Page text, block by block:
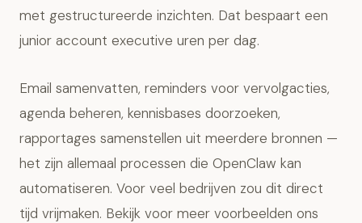
met gestructureerde inzichten. Dat bespaart een
junior account executive uren per dag.
Email samenvatten, reminders voor vervolgacties,
agenda beheren, kennisbases doorzoeken,
rapportages samenstellen uit meerdere bronnen —
het zijn allemaal processen die OpenClaw kan
automatiseren. Voor veel bedrijven zou dit direct
tijd vrijmaken. Bekijk voor meer voorbeelden ons